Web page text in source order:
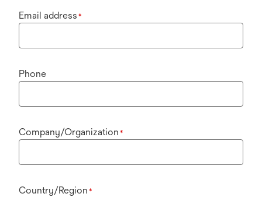
Email address *
Phone
Company/Organization *
Country/Region *